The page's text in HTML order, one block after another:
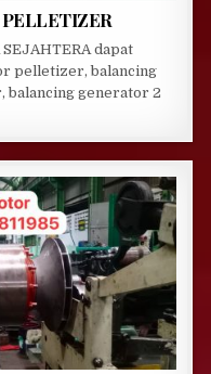
dapat
pelletizer, balancing
balancing generator 2